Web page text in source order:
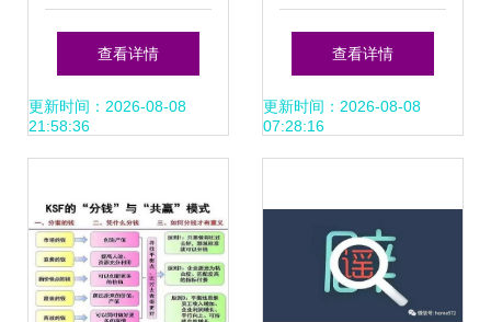
房地产企业销售业
绩top10
查看详情
更新时间：2026-08-08
21:58:36
份（002763）快速
扫描与市场分析
查看详情
更新时间：2026-08-08
07:28:16